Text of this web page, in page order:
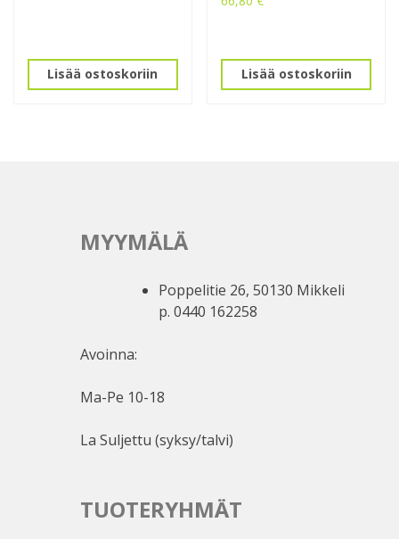
Lisää ostoskoriin Lisää ostoskoriin
MYYMÄLÄ
Poppelitie 26, 50130 Mikkeli
p. 0440 162258
Avoinna:
Ma-Pe 10-18
La Suljettu (syksy/talvi)
TUOTERYHMÄT